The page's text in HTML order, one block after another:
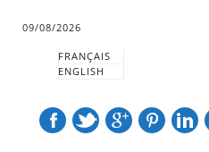
09/08/2026
FRANÇAIS
ENGLISH